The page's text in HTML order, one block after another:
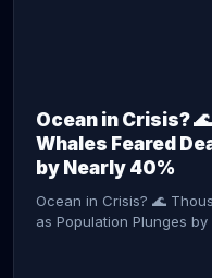
Ocean in Crisis?
Whales Feared
by Nearly 40%
Ocean in Crisis? 🌊
as Population Plunges by